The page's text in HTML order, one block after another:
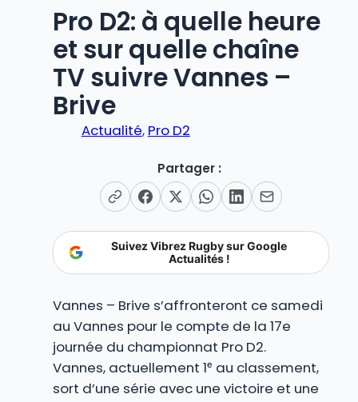
Pro D2: à quelle heure
et sur quelle chaîne
TV suivre Vannes –
Brive
Actualité, Pro D2
Partager :
Suivez Vibrez Rugby sur Google
Actualités !
Vannes – Brive s’affronteront ce samedi
au Vannes pour le compte de la 17e
journée du championnat Pro D2.
Vannes, actuellement 1ᵉ au classement,
sort d’une série avec une victoire et une